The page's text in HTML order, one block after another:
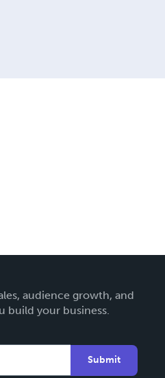
audience growth, and
build your business.
Submit